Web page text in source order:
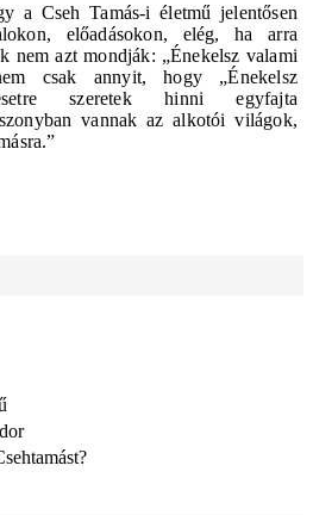
a Cseh Tamás-i életmű jelentősen
előadásokon, elég, ha arra
nem azt mondják: „Énekelsz valami
csak annyit, hogy „Énekelsz
szeretek hinni egyfajta
vannak az alkotói világok,